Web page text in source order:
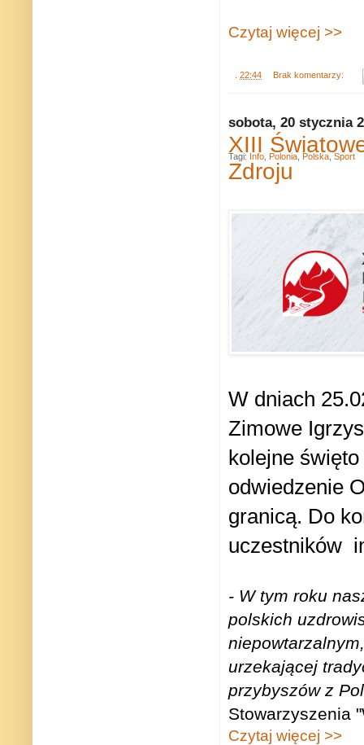
Czytaj więcej >>
. 22:44 Brak komentarzy:
sobota, 20 stycznia
XIII
Zdroju
W dniach
Zimowe
kolejne święto
odwiedzenie
granicą. Do
uczestników
- W tym roku
polskich
urzekającej
przybyszów z
Stowarzyszenia
Czytaj więcej >>
Tagi: Info Polonia Polska Sport